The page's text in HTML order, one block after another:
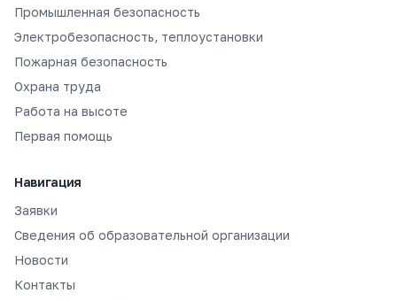
Промышленная безопасность
Электробезопасность, теплоустановки
Пожарная безопасность
Охрана труда
Работа на высоте
Первая помощь
Навигация
Заявки
Сведения об образовательной организации
Новости
Контакты